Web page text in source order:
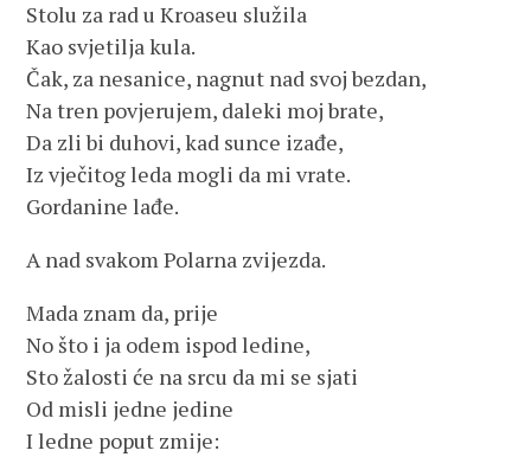
Stolu za rad u Kroaseu služila
Kao svjetilja kula.
Čak, za nesanice, nagnut nad svoj bezdan,
Na tren povjerujem, daleki moj brate,
Da zli bi duhovi, kad sunce izađe,
Iz vječitog leda mogli da mi vrate.
Gordanine lađe.
A nad svakom Polarna zvijezda.
Mada znam da, prije
No što i ja odem ispod ledine,
Sto žalosti će na srcu da mi se sjati
Od misli jedne jedine
I ledne poput zmije: